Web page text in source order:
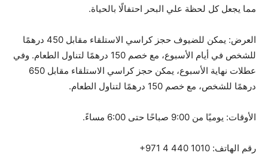
مما يجعل كل لحظة علي البحر احتفالًا بالحياة.
العرض: يمكن للضيوف حجز كراسي الاستلقاء مقابل 450 درهمًا
للشخص في أيام الأسبوع، مع خصم 150 درهمًا لتناول الطعام. وفي
عطلات نهاية الأسبوع، يمكن حجز كراسي الاستلقاء مقابل 650
درهمًا للشخص، مع خصم 150 درهمًا لتناول الطعام.
الأوقات: يوميًا من 9:00 صباحًا حتى 6:00 مساءً.
رقم الهاتف: ‎+971 4 440 1010